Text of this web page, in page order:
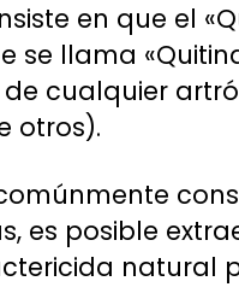
en que el
llama
cualquier
otros).
es posible
natural